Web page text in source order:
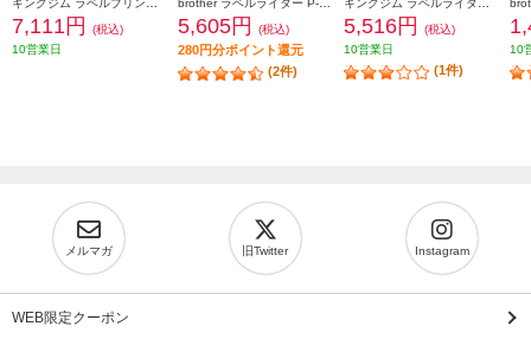
7,111円
(税込)
10営業日
5,605円 (税込)
280円分ポイント還元
(2件)
5,516円
(税込)
10営業日
(1件)
10
メルマガ 旧Twitter Instagram
WEB限定クーポン